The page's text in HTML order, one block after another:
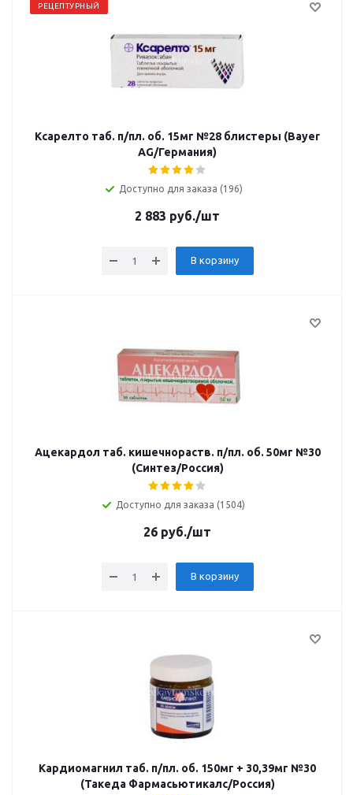
РЕЦЕПТУРНЫЙ
Ксарелто таб. п/пл. об. 15мг №28 блистеры (Bayer
AG/Германия)
Доступно для заказа (196)
2 883 руб./шт
В корзину
Ацекардол таб. кишечнораств. п/пл. об. 50мг №30
(Синтез/Россия)
Доступно для заказа (1504)
26 руб./шт
В корзину
Кардиомагнил таб. п/пл. об. 150мг + 30,39мг №30
(Такеда Фармасьютикалс/Россия)